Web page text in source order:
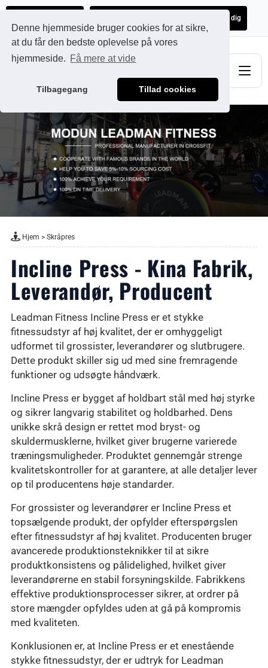
Denne hjemmeside bruger cookies for at sikre,
at du får den bedste oplevelse på vores
hjemmeside. Få mere at vide
Tilbagegang Tillad cookies
Få et uforpligtende tilbud skræddersyet til dig
Hjem > Skråpres
Incline Press - Kina Fabrik,
Leverandør, Producent
Leadman Fitness Incline Press er et stykke
fitnessudstyr af høj kvalitet, der er omhyggeligt
udformet til grossister, leverandører og slutbrugere.
Dette produkt skiller sig ud med sine fremragende
funktioner og udsøgte håndværk.
Incline Press er bygget af holdbart stål med høj styrke
og sikrer langvarig stabilitet og holdbarhed. Dens
unikke skrå design er rettet mod bryst- og
skuldermusklerne, hvilket giver brugerne varierede
træningsmuligheder. Produktet gennemgår strenge
kvalitetskontroller for at garantere, at alle detaljer lever
op til producentens høje standarder.
For grossister og leverandører er Incline Press et
topsælgende produkt, der opfylder efterspørgslen
efter fitnessudstyr af høj kvalitet. Producenten bruger
avancerede produktionsteknikker til at sikre
produktkonsistens og pålidelighed, hvilket giver
leverandørerne en stabil forsyningskilde. Fabrikkens
effektive produktionsprocesser sikrer, at ordrer på
store mængder opfyldes uden at gå på kompromis
med kvaliteten.
Konklusionen er, at Incline Press er et enestående
stykke fitnessudstyr, der er udtryk for Leadman